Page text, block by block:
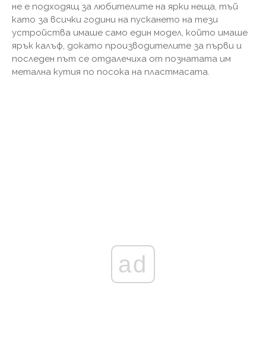
не е подходящ за любителите на ярки неща, тъй
като за всички години на пускането на тези
устройства имаше само един модел, който имаше
ярък калъф, докато производителите за първи и
последен път се отдалечиха от познатата им
метална кутия по посока на пластмасата.
ad